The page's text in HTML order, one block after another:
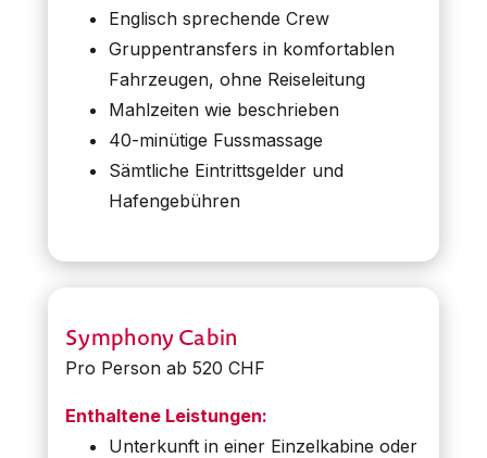
Englisch sprechende Crew
Gruppentransfers in komfortablen
Fahrzeugen, ohne Reiseleitung
Mahlzeiten wie beschrieben
40-minütige Fussmassage
Sämtliche Eintrittsgelder und
Hafengebühren
Symphony Cabin
Pro Person ab 520 CHF
Enthaltene Leistungen:
Unterkunft in einer Einzelkabine oder